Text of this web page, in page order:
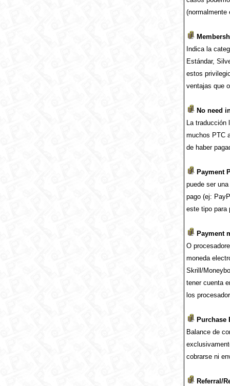
(normalmente
Indica la
Estándar,
estos
ventajas que
No need
La traducción
muchos PTC
de haber
Payment
puede ser
pago (ej:
este tipo para
Payment
O
moneda
Skrill/
tener cuenta
los
Purchase
Balance de
cobrarse ni
Referral/